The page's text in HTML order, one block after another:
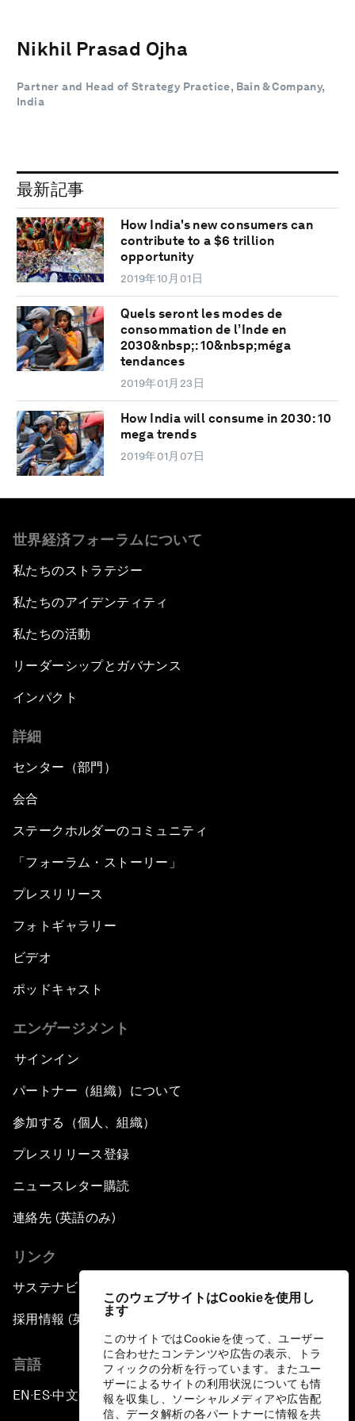
このウェブサイトはCookieを使用し
ます
このサイトではCookieを使って、ユーザー
に合わせたコンテンツや広告の表示、トラ
フィックの分析を行っています。またユー
ザーによるサイトの利用状況についても情
報を収集し、ソーシャルメディアや広告配
信、データ解析の各パートナーに情報を共
Nikhil Prasad Ojha
Partner and Head of Strategy Practice, Bain & Company,
India
最新記事
How India's new consumers can
contribute to a $6 trillion
opportunity
2019年10月01日
Quels seront les modes de
consommation de l’Inde en
2030&nbsp;: 10&nbsp;méga
tendances
2019年01月23日
How India will consume in 2030: 10
mega trends
2019年01月07日
世界経済フォーラムについて
私たちのストラテジー
私たちのアイデンティティ
私たちの活動
リーダーシップとガバナンス
インパクト
詳細
センター（部門）
会合
ステークホルダーのコミュニティ
「フォーラム・ストーリー」
プレスリリース
フォトギャラリー
ビデオ
ポッドキャスト
エンゲージメント
サインイン
パートナー（組織）について
参加する（個人、組織）
プレスリリース登録
ニュースレター購読
連絡先 (英語のみ)
リンク
サステナビリティへの取り組み
採用情報 (英語のみ)
言語
EN ▪ES▪中文▪ 日本語